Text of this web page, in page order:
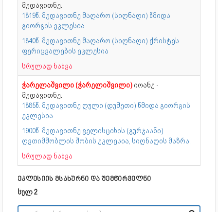
მედავითნე.
1819წ. მედავითნე მაღარო (სიღნაღი) წმიდა
გიორგის ეკლესია
1840წ. მედავითნე მაღარო (სიღნაღი) ქრისტეს
ფერიცვალების ეკლესია
სრულად ნახვა
ჭარელაშვილი (ჭარელიშვილი) იოანე -
მედავითნე.
1885წ. მედავითნე ღული (დუშეთი) წმიდა გიორგის
ეკლესია
1900წ. მედავითნე ველისციხის (გურჯაანი)
ღვთიმშობლის შობის ეკლესია, სიღნაღის მაზრა,
სრულად ნახვა
ეკლესიის მსახურნი და შემწირველნი
სულ 2